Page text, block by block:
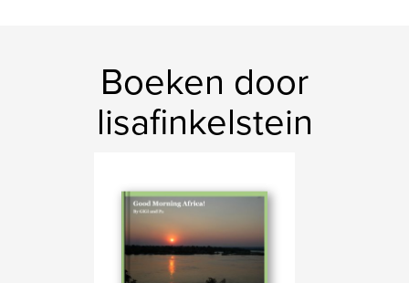
Boeken door
lisafinkelstein